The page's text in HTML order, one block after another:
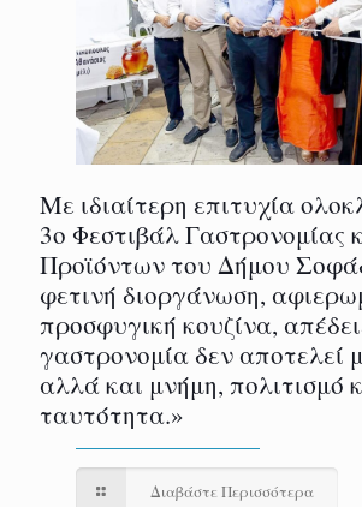
Με ιδιαίτερη επιτυχία
3ο Φεστιβάλ Γαστρονομίας
Προϊόντων του Δήμου
φετινή διοργάνωση,
προσφυγική κουζίνα,
γαστρονομία δεν αποτελεί
αλλά και μνήμη, πολιτισμό
ταυτότητα.»
Διαβάστε Περισσότερα